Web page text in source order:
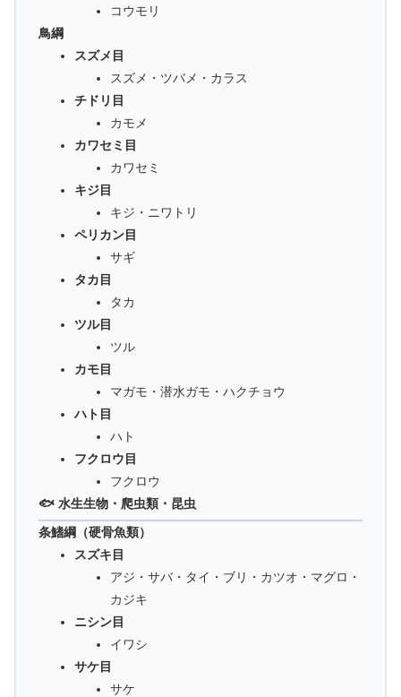
コウモリ
鳥綱
スズメ目
スズメ・ツバメ・カラス
チドリ目
カモメ
カワセミ目
カワセミ
キジ目
キジ・ニワトリ
ペリカン目
サギ
タカ目
タカ
ツル目
ツル
カモ目
マガモ・潜水ガモ・ハクチョウ
ハト目
ハト
フクロウ目
フクロウ
🐟 水生生物・爬虫類・昆虫
条鰭綱（硬骨魚類）
スズキ目
アジ・サバ・タイ・ブリ・カツオ・マグロ・
カジキ
ニシン目
イワシ
サケ目
サケ